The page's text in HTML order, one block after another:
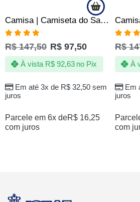
Camisa | Camiseta do Santos Infantil – Jotaz – Produto Oficial
Avaliação
5.00de 5
R$147,50 R$ 97,50
Em até 3x de R$32,50sem
juros
À vista R$92,63 no Pix
Parcele em 6x deR$ 16,25
com juros
5.00
R$
Em
juros
À
com